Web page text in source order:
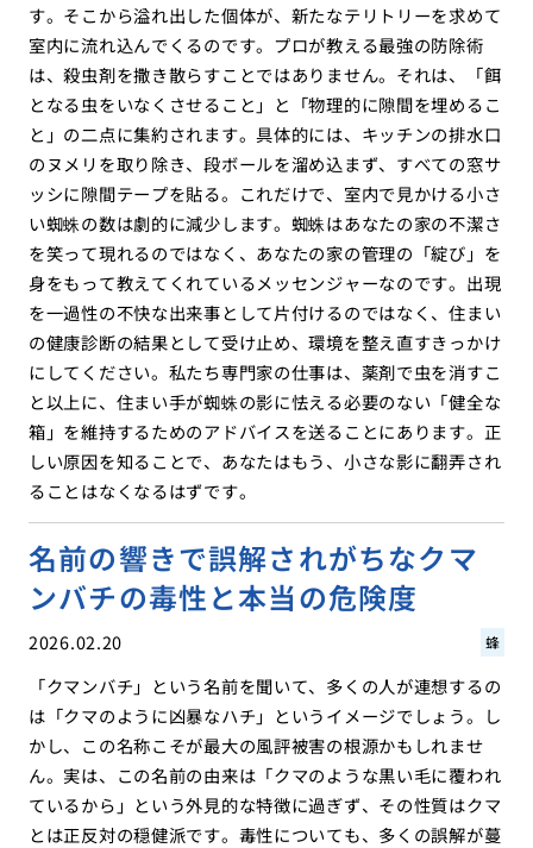
す。そこから溢れ出した個体が、新たなテリトリーを求めて
室内に流れ込んでくるのです。プロが教える最強の防除術
は、殺虫剤を撒き散らすことではありません。それは、「餌
となる虫をいなくさせること」と「物理的に隙間を埋めるこ
と」の二点に集約されます。具体的には、キッチンの排水口
のヌメリを取り除き、段ボールを溜め込まず、すべての窓サ
ッシに隙間テープを貼る。これだけで、室内で見かける小さ
い蜘蛛の数は劇的に減少します。蜘蛛はあなたの家の不潔さ
を笑って現れるのではなく、あなたの家の管理の「綻び」を
身をもって教えてくれているメッセンジャーなのです。出現
を一過性の不快な出来事として片付けるのではなく、住まい
の健康診断の結果として受け止め、環境を整え直すきっかけ
にしてください。私たち専門家の仕事は、薬剤で虫を消すこ
と以上に、住まい手が蜘蛛の影に怯える必要のない「健全な
箱」を維持するためのアドバイスを送ることにあります。正
しい原因を知ることで、あなたはもう、小さな影に翻弄され
ることはなくなるはずです。
名前の響きで誤解されがちなクマ
ンバチの毒性と本当の危険度
2026.02.20 蜂
「クマンバチ」という名前を聞いて、多くの人が連想するの
は「クマのように凶暴なハチ」というイメージでしょう。し
かし、この名称こそが最大の風評被害の根源かもしれませ
ん。実は、この名前の由来は「クマのような黒い毛に覆われ
ているから」という外見的な特徴に過ぎず、その性質はクマ
とは正反対の穏健派です。毒性についても、多くの誤解が蔓